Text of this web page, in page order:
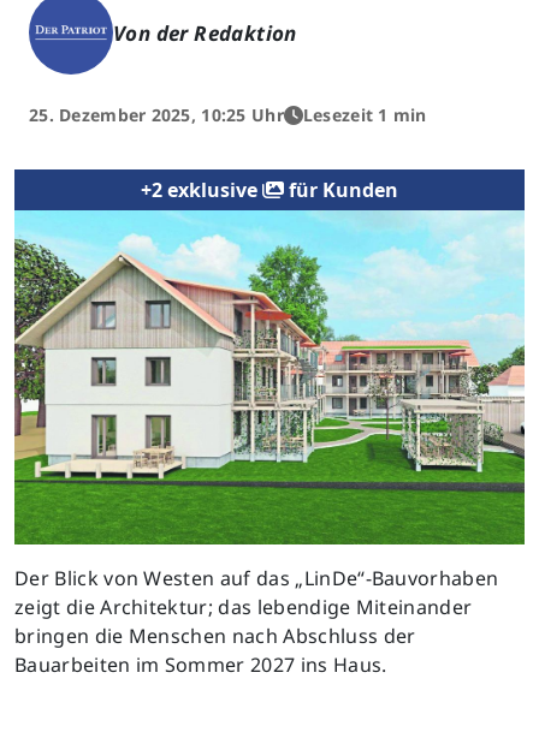
Von der Redaktion
25. Dezember 2025, 10:25 Uhr Lesezeit 1 min
+2 exklusive für Kunden
Der Blick von Westen auf das „LinDe“-Bauvorhaben
zeigt die Architektur; das lebendige Miteinander
bringen die Menschen nach Abschluss der
Bauarbeiten im Sommer 2027 ins Haus.
Previous Next